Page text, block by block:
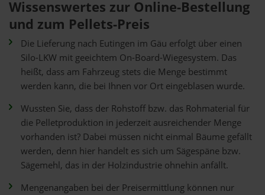
Wissenswertes zur Online-Bestellung
und zum Pellets-Preis
Die Lieferung nach Eutingen im Gäu erfolgt über einen
Silo-LKW mit geeichtem On-Board-Wiegesystem. Das
heißt, dass am Fahrzeug stets die Menge bestimmt
werden kann, die bei Ihnen vor Ort eingeblasen wurde.
Wussten Sie, dass der Rohstoff bzw. das Rohmaterial für
die Pelletproduktion in jederzeit ausreichender Menge
vorhanden ist? Dabei müssen nicht einmal Bäume gefällt
werden, denn hier handelt es sich um Sägespäne bzw.
Sägemehl, das in der Holzindustrie ohnehin anfällt.
Mengenangaben bei der Preisermittlung können nur